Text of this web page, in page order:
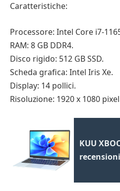
Caratteristiche:
Processore: Intel Core i7-
RAM: 8 GB DDR4.
Disco rigido: 512 GB SSD.
Scheda grafica: Intel Iris Xe.
Display: 14 pollici.
Risoluzione: 1920 x 1080 pixel
KUU